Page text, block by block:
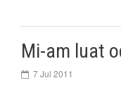
Mi-am luat
7 Jul 2011